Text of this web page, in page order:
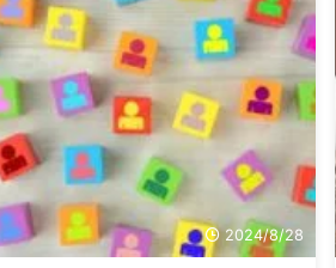
８選 タイトルには中古マンションと記載さ
ますが、戸建てや土地探しにも活用できる
です。プロも活用する神ツールを紹介して
。 https://youtu.be/vuoXVNslZOs 全体の
、住宅ローンで苦労をしている⁉︎ 適正な予
2024/8/28